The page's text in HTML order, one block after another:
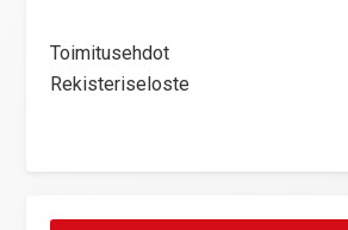
Toimitusehdot
Rekisteriseloste